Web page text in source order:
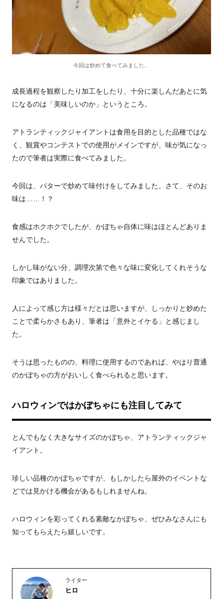
今回は炒めて食べてみました。
成長過程を観察したり加工をしたり、十分に楽しんだあとに気
になるのは「美味しいのか」というところ。
アトランティックジャイアントは食用を目的とした品種ではな
く、観賞やコンテストでの使用がメインですが、味が気になっ
たので筆者は実際に食べてみました。
今回は、バターで炒めて味付けをしてみました。さて、そのお
味は……！？
食感はホクホクでしたが、かぼちゃ自体に味はほとんどありま
せんでした。
しかし味がない分、調理次第で色々な味に変化してくれそうな
印象ではありました。
人によって感じ方は様々だとは思いますが、しっかりと炒めた
ことで柔らかさもあり、筆者は「意外とイケる」と感じまし
た。
そうは思ったものの、料理に使用するのであれば、やはり普通
のかぼちゃの方がおいしく食べられると思います。
ハロウィンではかぼちゃにも注目してみて
とんでもなく大きなサイズのかぼちゃ、アトランティックジャ
イアント。
珍しい品種のかぼちゃですが、もしかしたら屋外のイベントな
どでは見かける機会があるもしれませんね。
ハロウィンを彩ってくれる素敵なかぼちゃ、ぜひみなさんにも
知ってもらえたら嬉しいです。
ライター
ヒロ